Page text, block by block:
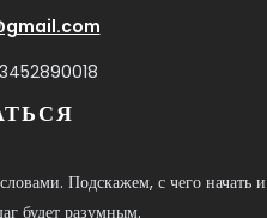
Подскажем, с чего начать и
будет разумным.